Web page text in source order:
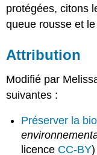
protégées, citons
queue rousse et
Attribution
Modifié par
suivantes :
Préserver la
licence CC-BY)